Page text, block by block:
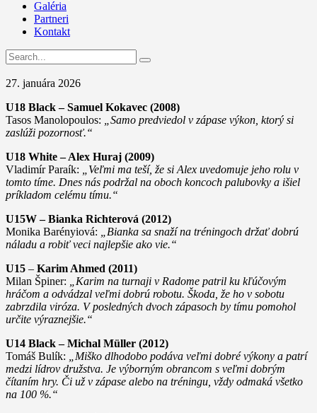
Galéria
Partneri
Kontakt
27. januára 2026
U18 Black – Samuel Kokavec (2008)
Tasos Manolopoulos:
„Samo predviedol v zápase výkon, ktorý si
zaslúži pozornosť.“
U18 White – Alex Huraj (2009)
Vladimír Paraík:
„Veľmi ma teší, že si Alex uvedomuje jeho rolu v
tomto tíme. Dnes nás podržal na oboch koncoch palubovky a išiel
príkladom celému tímu.“
U15W – Bianka Richterová (2012)
Monika Barényiová:
„Bianka sa snaží na tréningoch držať dobrú
náladu a robiť veci najlepšie ako vie.“
U15 – Karim Ahmed (2011)
Milan Špiner:
„Karim na turnaji v Radome patril ku kľúčovým
hráčom a odvádzal veľmi dobrú robotu. Škoda, že ho v sobotu
zabrzdila viróza. V posledných dvoch zápasoch by tímu pomohol
určite výraznejšie.“
U14 Black – Michal Müller (2012)
Tomáš Bulík:
„Miško dlhodobo podáva veľmi dobré výkony a patrí
medzi lídrov družstva. Je výborným obrancom s veľmi dobrým
čítaním hry. Či už v zápase alebo na tréningu, vždy odmaká všetko
na 100 %.“